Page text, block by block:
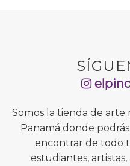
Somos la tienda de
Panamá donde
encontrar de todo
estudiantes,